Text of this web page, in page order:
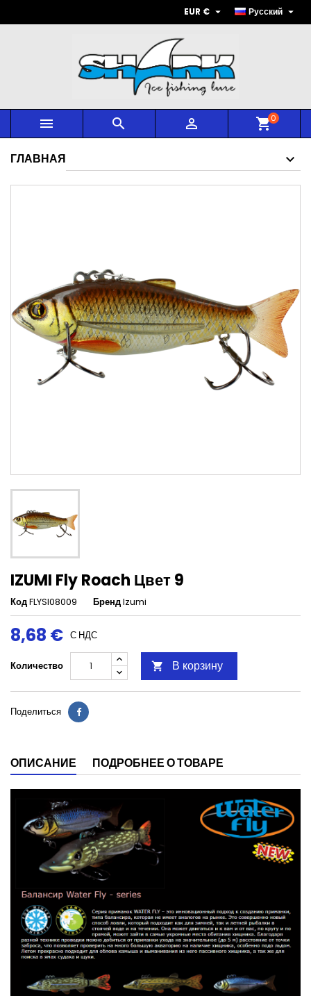
Русский 
EUR € 
   shopping_cart0
ГЛАВНАЯ
IZUMI Fly Roach Цвет 9
КодFLYSI08009 БрендIzumi
8,68 € С НДС
Количество  В корзину
Поделиться
ОПИСАНИЕ ПОДРОБНЕЕ О ТОВАРЕ